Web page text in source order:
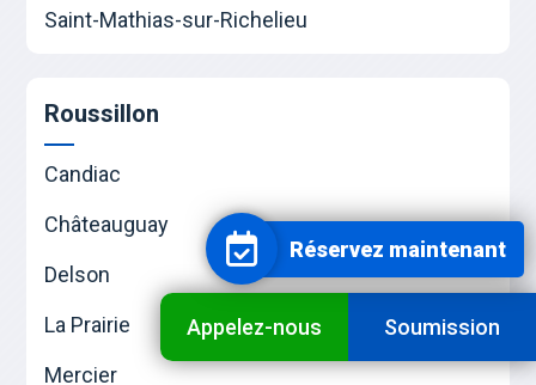
Saint-Mathias-sur-Richelieu
Roussillon
Candiac
Châteauguay
Delson
La Prairie
Mercier
Appelez-nous Soumission
Réservez maintenant